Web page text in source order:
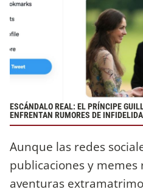
ESCÁNDALO REAL: EL PRÍNCIPE
ENFRENTAN RUMORES DE
Aunque las redes
publicaciones y memes
aventuras